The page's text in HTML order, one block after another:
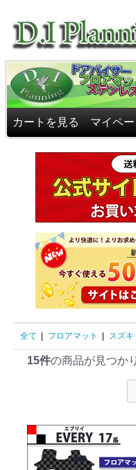
カートを見る マイペ
全て | フロアマット | スズキ
15件の商品が見つか